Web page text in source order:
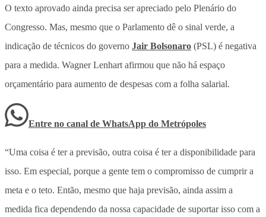
O texto aprovado ainda precisa ser apreciado pelo Plenário do
Congresso. Mas, mesmo que o Parlamento dê o sinal verde, a
indicação de técnicos do governo Jair Bolsonaro (PSL) é negativa
para a medida. Wagner Lenhart afirmou que não há espaço
orçamentário para aumento de despesas com a folha salarial.
Entre no canal de WhatsApp do Metrópoles
“Uma coisa é ter a previsão, outra coisa é ter a disponibilidade para
isso. Em especial, porque a gente tem o compromisso de cumprir a
meta e o teto. Então, mesmo que haja previsão, ainda assim a
medida fica dependendo da nossa capacidade de suportar isso com a